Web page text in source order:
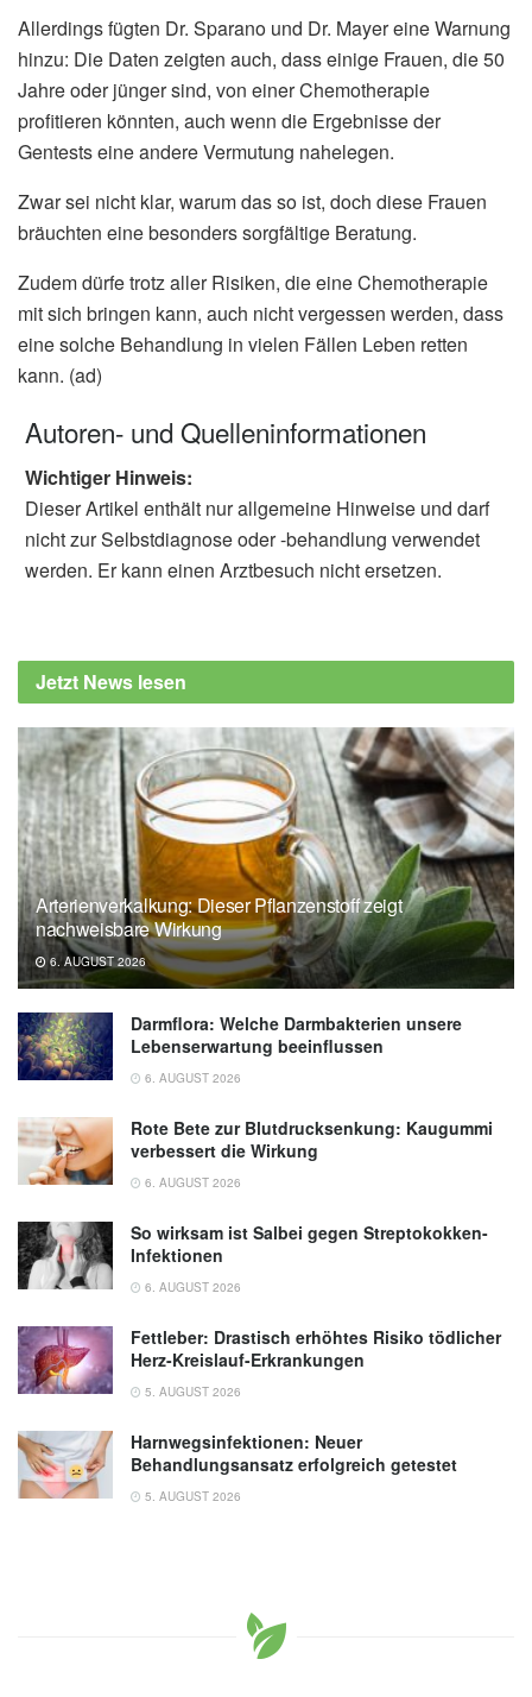
Allerdings fügten Dr. Sparano und Dr. Mayer eine Warnung
hinzu: Die Daten zeigten auch, dass einige Frauen, die 50
Jahre oder jünger sind, von einer Chemotherapie
profitieren könnten, auch wenn die Ergebnisse der
Gentests eine andere Vermutung nahelegen.
Zwar sei nicht klar, warum das so ist, doch diese Frauen
bräuchten eine besonders sorgfältige Beratung.
Zudem dürfe trotz aller Risiken, die eine Chemotherapie
mit sich bringen kann, auch nicht vergessen werden, dass
eine solche Behandlung in vielen Fällen Leben retten
kann. (ad)
Autoren- und Quelleninformationen
Wichtiger Hinweis:
Dieser Artikel enthält nur allgemeine Hinweise und darf
nicht zur Selbstdiagnose oder -behandlung verwendet
werden. Er kann einen Arztbesuch nicht ersetzen.
Jetzt News lesen
Arterienverkalkung: Dieser Pflanzenstoff zeigt
nachweisbare Wirkung
6. AUGUST 2026
Darmflora: Welche Darmbakterien unsere
Lebenserwartung beeinflussen
6. AUGUST 2026
Rote Bete zur Blutdrucksenkung: Kaugummi
verbessert die Wirkung
6. AUGUST 2026
So wirksam ist Salbei gegen Streptokokken-
Infektionen
6. AUGUST 2026
Fettleber: Drastisch erhöhtes Risiko tödlicher
Herz-Kreislauf-Erkrankungen
5. AUGUST 2026
Harnwegsinfektionen: Neuer
Behandlungsansatz erfolgreich getestet
5. AUGUST 2026